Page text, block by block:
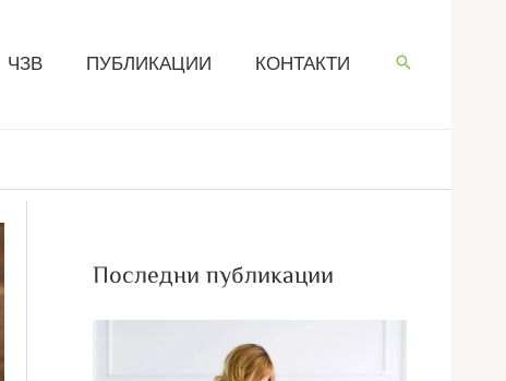
ЧЗВ ПУБЛИКАЦИИ КОНТАКТИ
Последни публикации